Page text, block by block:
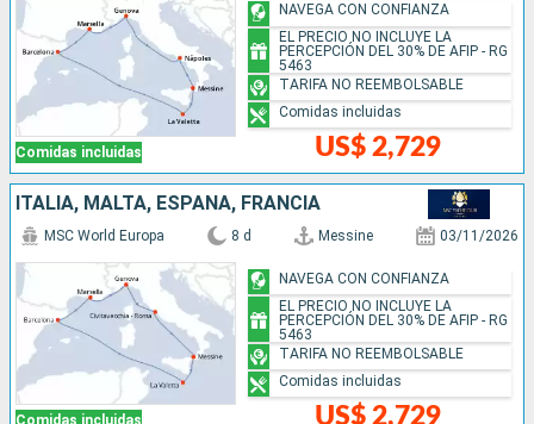
Comidas incluidas US$ 2,729
NAVEGA CON CONFIANZA
EL PRECIO NO INCLUYE LA
PERCEPCIÓN DEL 30% DE AFIP - RG
5463
TARIFA NO REEMBOLSABLE
Comidas incluidas
ITALIA, MALTA, ESPAÑA, FRANCIA
MSC World Europa 8 d Messine 03/11/2026
US$ 2,729
NAVEGA CON CONFIANZA
EL PRECIO NO INCLUYE LA
PERCEPCIÓN DEL 30% DE AFIP - RG
5463
TARIFA NO REEMBOLSABLE
Comidas incluidas